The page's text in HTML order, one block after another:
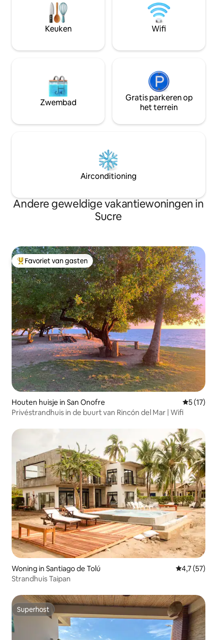
rust te komen, waar jullie samen kunnen
ontspannen en uitrusten in de rust van
de plek, zonder je zorgen te maken over
de details. Je verblijf is in de beste
bries en de
personeel zorgen
loskoppelt van je
levenstempo.
Keuken Wifi
Zwembad
Gratis parkeren op
het terrein
Airconditioning
Andere geweldige vakantiewoningen in
Sucre
Topfavoriet van gasten
Favoriet van gasten
Houten huisje in San Onofre
5 (17)
Privéstrandhuis in de buurt van Rincón del Mar | Wifi
Woning in Santiago de Tolú
4,7 (57)
Strandhuis Taipan
Superhost
Superhost